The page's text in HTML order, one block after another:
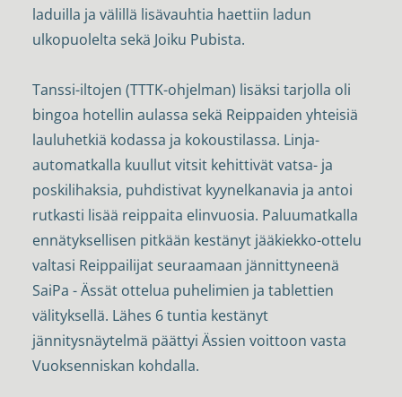
laduilla ja välillä lisävauhtia haettiin ladun
ulkopuolelta sekä Joiku Pubista.
Tanssi-iltojen (TTTK-ohjelman) lisäksi tarjolla oli
bingoa hotellin aulassa sekä Reippaiden yhteisiä
lauluhetkiä kodassa ja kokoustilassa. Linja-
automatkalla kuullut vitsit kehittivät vatsa- ja
poskilihaksia, puhdistivat kyynelkanavia ja antoi
rutkasti lisää reippaita elinvuosia. Paluumatkalla
ennätyksellisen pitkään kestänyt jääkiekko-ottelu
valtasi Reippailijat seuraamaan jännittyneenä
SaiPa - Ässät ottelua puhelimien ja tablettien
välityksellä. Lähes 6 tuntia kestänyt
jännitysnäytelmä päättyi Ässien voittoon vasta
Vuoksenniskan kohdalla.